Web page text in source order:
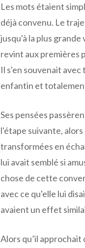
Les mots étaient
déjà convenu. Le
jusqu'à la plus
revint aux premières
Il s'en souvenait
enfantin et
Ses pensées
l'étape suivante,
transformées en
lui avait semblé si
chose de cette
avec ce qu'elle lui
avaient un effet
Alors qu’il approchait